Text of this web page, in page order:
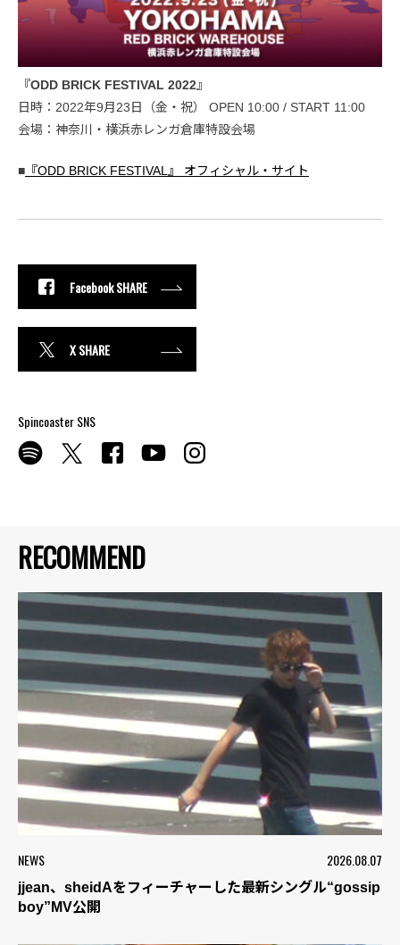
RECOMMEND
NEWS 2026.08.07
jjean、sheidAをフィーチャーした最新シングル“gossip
boy”MV公開
『ODD BRICK FESTIVAL 2022』
日時：2022年9月23日（金・祝） OPEN 10:00 / START 11:00
会場：神奈川・横浜赤レンガ倉庫特設会場
■ 『ODD BRICK FESTIVAL』 オフィシャル・サイト
Facebook SHARE
X SHARE
Spincoaster SNS